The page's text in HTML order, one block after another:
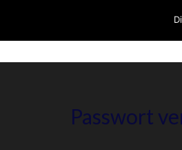
Passwort